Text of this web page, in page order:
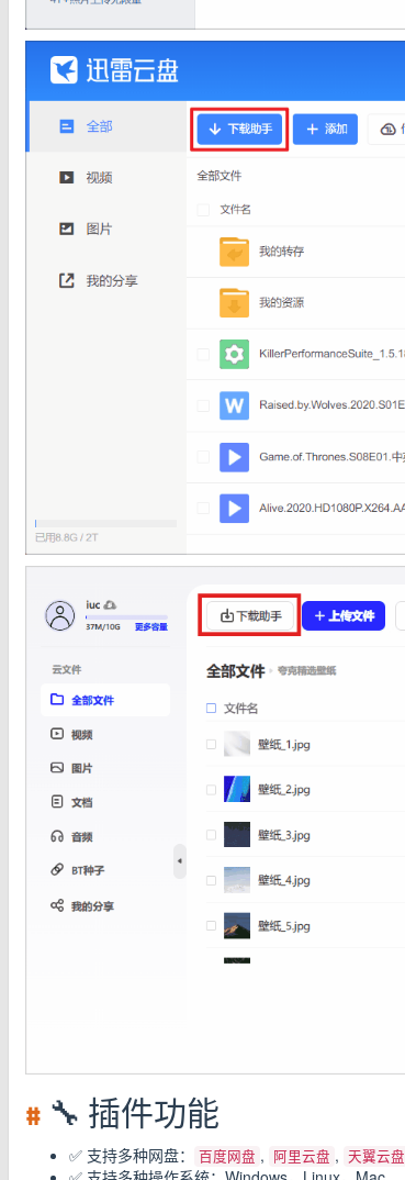
# 🔧 插件功能
✅ 支持多种网盘： 百度网盘 , 阿里云盘 , 天翼云盘